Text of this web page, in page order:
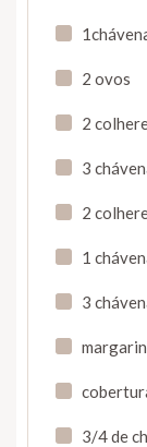
2 ovos
2
3
2
1
3
3/4 de